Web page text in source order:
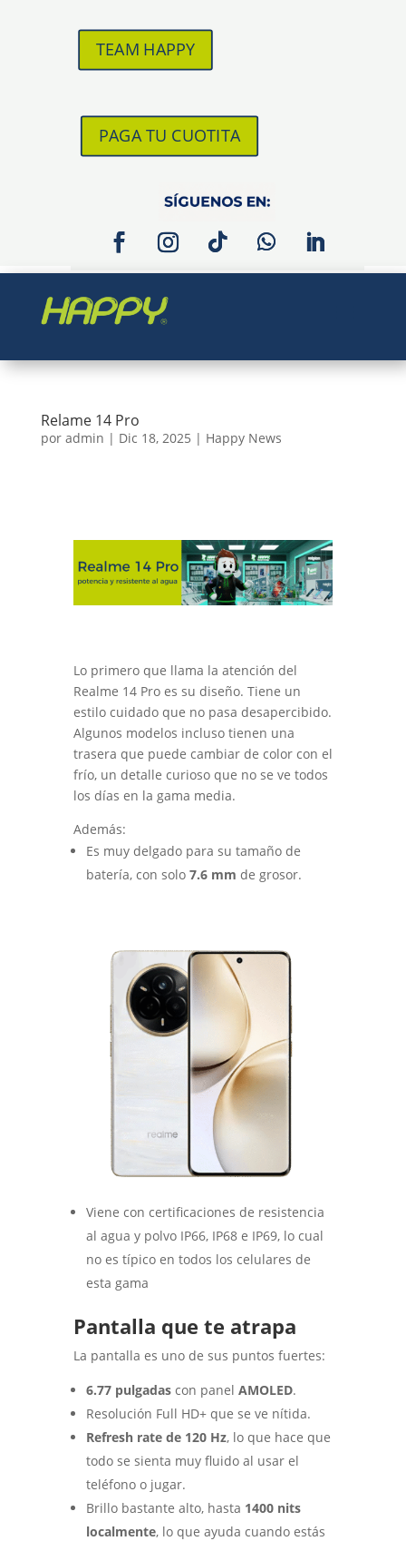
TEAM HAPPY
PAGA TU CUOTITA
Relame 14 Pro
por admin | Dic 18, 2025 | Happy News
Lo primero que llama la atención del
Realme 14 Pro es su diseño. Tiene un
estilo cuidado que no pasa desapercibido.
Algunos modelos incluso tienen una
trasera que puede cambiar de color con el
frío, un detalle curioso que no se ve todos
los días en la gama media.
Además:
Es muy delgado para su tamaño de
batería, con solo 7.6 mm de grosor.
Viene con certificaciones de resistencia
al agua y polvo IP66, IP68 e IP69, lo cual
no es típico en todos los celulares de
esta gama
Pantalla que te atrapa
La pantalla es uno de sus puntos fuertes:
6.77 pulgadascon panel AMOLED.
Resolución Full HD+ que se ve nítida.
Refresh rate de 120 Hz, lo que hace que
todo se sienta muy fluido al usar el
teléfono o jugar.
Brillo bastante alto, hasta 1400 nits
localmente, lo que ayuda cuando estás